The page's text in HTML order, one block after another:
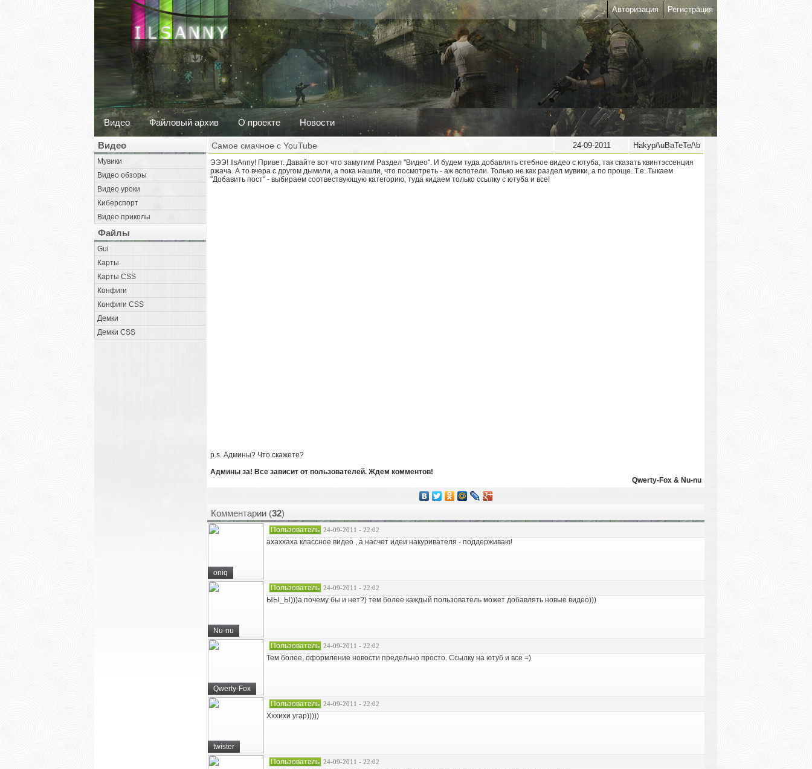
Авторизация Регистрация
Видео Файловый архив О проекте Новости
Видео
Мувики
Видео обзоры
Видео уроки
Киберспорт
Видео приколы
Файлы
Gui
Карты
Карты CSS
Конфиги
Конфиги CSS
Демки
Демки CSS
Самое смачное с YouTube 24-09-2011 Hakyp/\uBaTeTe/\b
ЭЭЭ! IlsAnny! Привет. Давайте вот что замутим! Раздел "Видео". И будем туда добавлять стебное видео с ютуба, так сказать квинтэссенция
ржача. А то вчера с другом дымили, а пока нашли, что посмотреть - аж вспотели. Только не как раздел мувики, а по проще. Т.е. Тыкаем
"Добавить пост" - выбираем соотвествующую категорию, туда кидаем только ссылку с ютуба и все!
p.s. Админы? Что скажете?
Админы за! Все зависит от пользователей. Ждем комментов!
Qwerty-Fox & Nu-nu
Комментарии (32)
oniq
Пользователь 24-09-2011 - 22:02
ахаххаха классное видео , а насчет идеи накуривателя - поддерживаю!
Nu-nu
Пользователь 24-09-2011 - 22:02
ЫЫ_Ы)))а почему бы и нет?) тем более каждый пользователь может добавлять новые видео)))
Qwerty-Fox
Пользователь 24-09-2011 - 22:02
Тем более, оформление новости предельно просто. Ссылку на ютуб и все =)
twister
Пользователь 24-09-2011 - 22:02
Хххихи угар)))))
Пользователь 24-09-2011 - 22:02